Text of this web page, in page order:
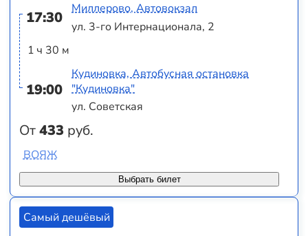
17:30
1 ч 30 м
19:00
От433 руб.
Миллерово, Автовокзал
ул. 3-го Интернационала, 2
Кудиновка, Автобусная остановка
"Кудиновка"
ул. Советская
Выбрать билет
ВОЯЖ
Самый дешёвый